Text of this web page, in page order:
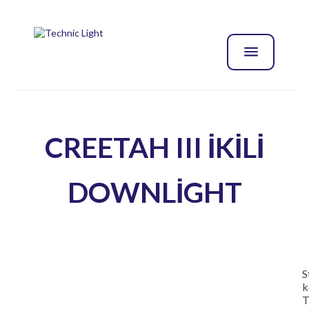
CREETAH III İKİLİ
DOWNLİGHT